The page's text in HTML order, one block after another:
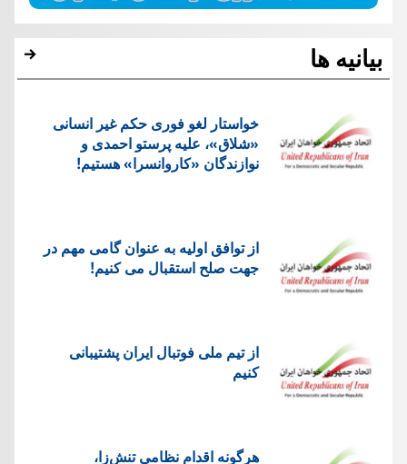
بیانیه ها
خواستار لغو فوری حکم غیر انسانی
«شلاق»، علیه پرستو احمدی و
نوازندگان «کاروانسرا» هستیم!
از توافق اولیه به عنوان گامی مهم در
جهت صلح استقبال می کنیم!
از تیم ملی فوتبال ایران پشتیبانی
کنیم
هرگونه اقدام نظامی تنش‌زا،